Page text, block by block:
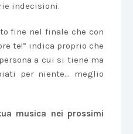
indecisioni.
fine nel finale che con
te!” indica proprio che
a cui si tiene ma
per niente… meglio
musica nei prossimi